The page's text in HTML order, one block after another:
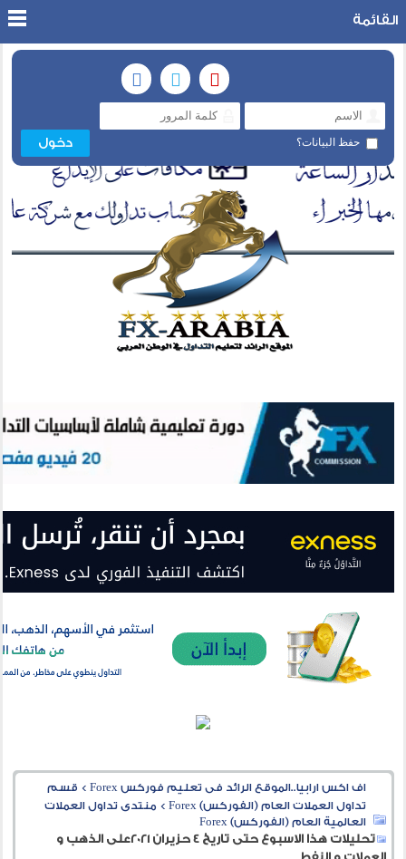
حفظ البيانات؟
القائمة
اف اكس ارابيا..الموقع الرائد فى تعليم فوركس Forex > قسم
تداول العملات العام (الفوركس) Forex
> منتدى تداول العملات
العالمية العام (الفوركس) Forex
تحليلات هذا الاسبوع حتى تاريخ 4 حزيران 2021على الذهب و